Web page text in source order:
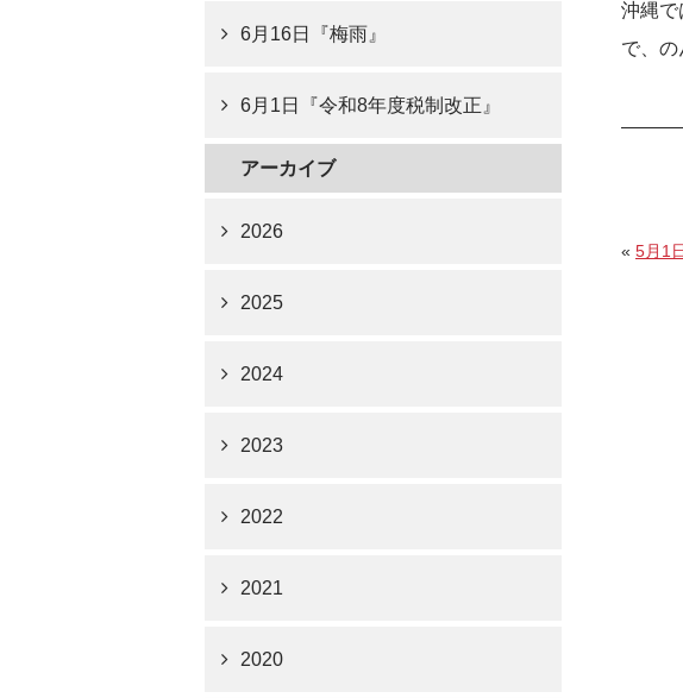
沖縄で
で、の
« 5月1
6月16日『梅雨』
6月1日『令和8年度税制改正』
アーカイブ
2026
2025
2024
2023
2022
2021
2020